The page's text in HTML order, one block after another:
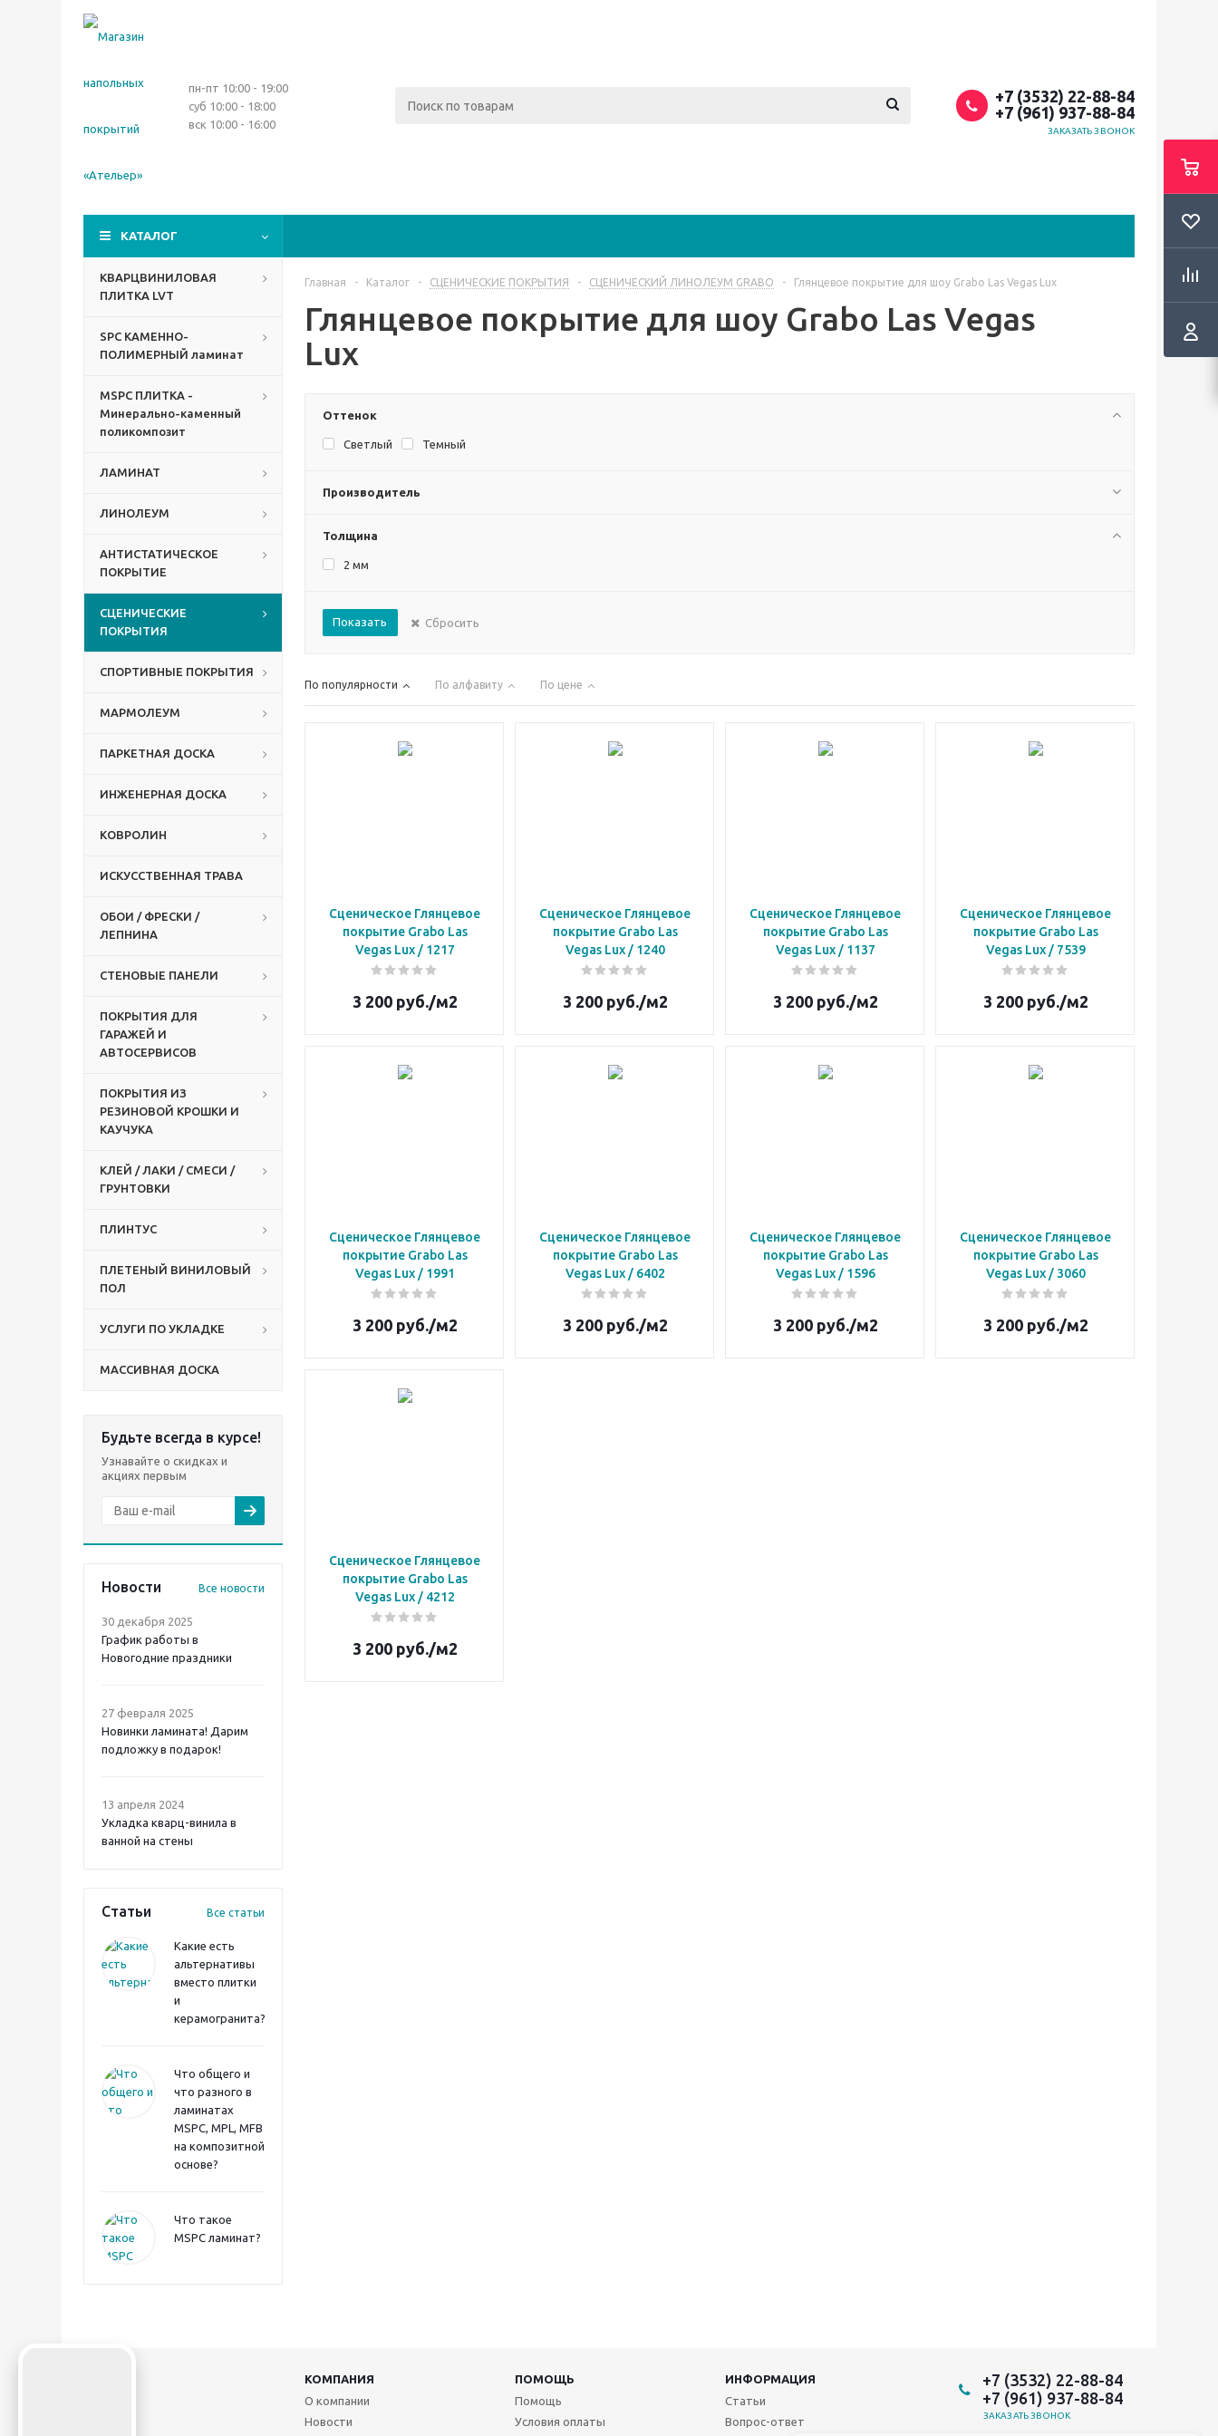
пн-пт 10:00 - 19:00
суб 10:00 - 18:00
вск 10:00 - 16:00
+7 (3532) 22-88-84
+7 (961) 937-88-84
ЗАКАЗАТЬ ЗВОНОК
КАТАЛОГ
КВАРЦВИНИЛОВАЯ
ПЛИТКА LVT
SPC КАМЕННО-
ПОЛИМЕРНЫЙ ламинат
MSPC ПЛИТКА -
Минерально-каменный
поликомпозит
ЛАМИНАТ
ЛИНОЛЕУМ
АНТИСТАТИЧЕСКОЕ
ПОКРЫТИЕ
СЦЕНИЧЕСКИЕ
ПОКРЫТИЯ
СПОРТИВНЫЕ ПОКРЫТИЯ
МАРМОЛЕУМ
ПАРКЕТНАЯ ДОСКА
ИНЖЕНЕРНАЯ ДОСКА
КОВРОЛИН
ИСКУССТВЕННАЯ ТРАВА
ОБОИ / ФРЕСКИ /
ЛЕПНИНА
СТЕНОВЫЕ ПАНЕЛИ
ПОКРЫТИЯ ДЛЯ
ГАРАЖЕЙ И
АВТОСЕРВИСОВ
ПОКРЫТИЯ ИЗ
РЕЗИНОВОЙ КРОШКИ И
КАУЧУКА
КЛЕЙ / ЛАКИ / СМЕСИ /
ГРУНТОВКИ
ПЛИНТУС
ПЛЕТЕНЫЙ ВИНИЛОВЫЙ
ПОЛ
УСЛУГИ ПО УКЛАДКЕ
МАССИВНАЯ ДОСКА
Будьте всегда в курсе!
Узнавайте о скидках и
акциях первым
Новости Все новости
30 декабря 2025
График работы в
Новогодние праздники
27 февраля 2025
Новинки ламината! Дарим
подложку в подарок!
13 апреля 2024
Укладка кварц-винила в
ванной на стены
Статьи Все статьи
Какие есть
альтернативы
вместо плитки
и
керамогранита?
Что общего и
что разного в
ламинатах
MSPC, MPL, MFB
на композитной
основе?
Что такое
MSPC ламинат?
Главная - Каталог - СЦЕНИЧЕСКИЕ ПОКРЫТИЯ - СЦЕНИЧЕСКИЙ ЛИНОЛЕУМ GRABO - Глянцевое покрытие для шоу Grabo Las Vegas Lux
Глянцевое покрытие для шоу Grabo Las Vegas
Lux
Оттенок
Светлый Темный
Производитель
Толщина
2 мм
Показать Сбросить
По популярности По алфавиту По цене
Сценическое Глянцевое
покрытие Grabo Las
Vegas Lux / 1217
3 200руб./м2
Сценическое Глянцевое
покрытие Grabo Las
Vegas Lux / 1240
3 200руб./м2
Сценическое Глянцевое
покрытие Grabo Las
Vegas Lux / 1137
3 200руб./м2
Сценическое Глянцевое
покрытие Grabo Las
Vegas Lux / 7539
3 200руб./м2
Сценическое Глянцевое
покрытие Grabo Las
Vegas Lux / 1991
3 200руб./м2
Сценическое Глянцевое
покрытие Grabo Las
Vegas Lux / 6402
3 200руб./м2
Сценическое Глянцевое
покрытие Grabo Las
Vegas Lux / 1596
3 200руб./м2
Сценическое Глянцевое
покрытие Grabo Las
Vegas Lux / 3060
3 200руб./м2
Сценическое Глянцевое
покрытие Grabo Las
Vegas Lux / 4212
3 200руб./м2
КОМПАНИЯ ПОМОЩЬ
ИНФОРМАЦИЯ
О компании
Новости
Помощь
Условия оплаты
Статьи
Вопрос-ответ
+7 (3532) 22-88-84
+7 (961) 937-88-84
ЗАКАЗАТЬ ЗВОНОК